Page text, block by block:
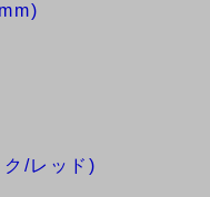
ク/レッド)